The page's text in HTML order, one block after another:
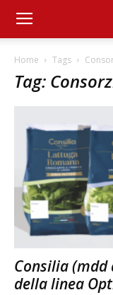
Home Tags
Tag:
Consilia (mdd
della linea